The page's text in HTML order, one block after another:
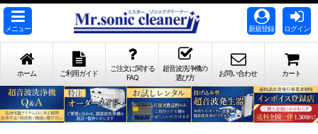
メニュー 新規登録 ログイン
ホーム ご利用ガイド
ご注文に関する
FAQ
超音波洗浄機の
選び方
お問い合わせ カート